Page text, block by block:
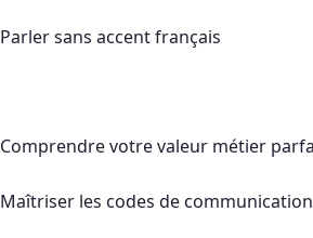
Parler sans accent français
Comprendre votre valeur métier
Maîtriser les codes de communication